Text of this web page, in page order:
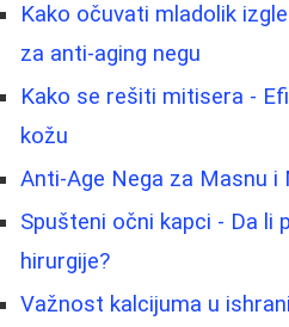
Kako očuvati mladolik
za anti-aging negu
Kako se rešiti mitisera -
kožu
Anti-Age Nega za Masnu i
Spušteni očni kapci - Da li
hirurgije?
Važnost kalcijuma u